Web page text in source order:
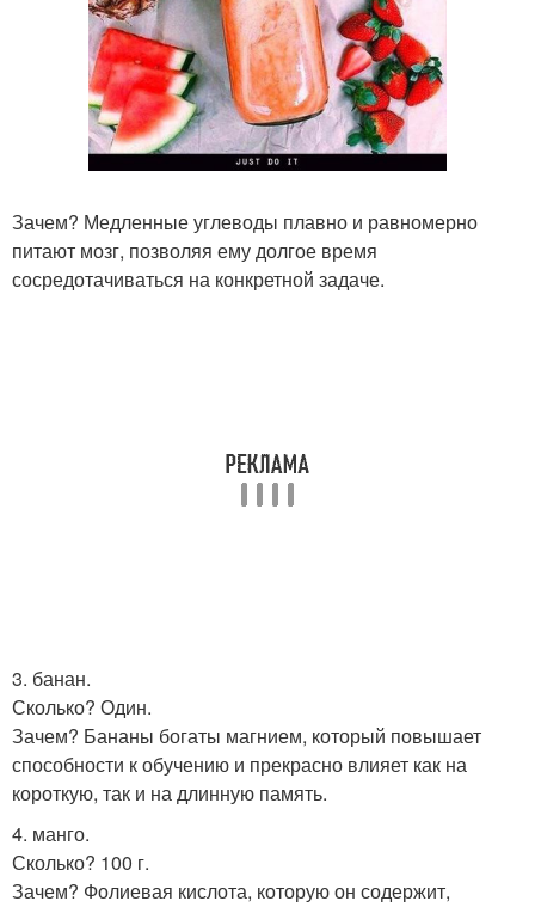
Зачем? Медленные углеводы плавно и равномерно
питают мозг, позволяя ему долгое время
сосредотачиваться на конкретной задаче.
3. банан.
Сколько? Один.
Зачем? Бананы богаты магнием, который повышает
способности к обучению и прекрасно влияет как на
короткую, так и на длинную память.
4. манго.
Сколько? 100 г.
Зачем? Фолиевая кислота, которую он содержит,